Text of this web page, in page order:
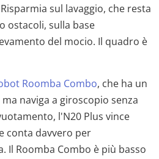
sul lavaggio, che resta
ostacoli, sulla base
del mocio. Il quadro è
Roomba Combo, che ha un
naviga a giroscopio senza
l'N20 Plus vince
conta davvero per
Il Roomba Combo è più basso